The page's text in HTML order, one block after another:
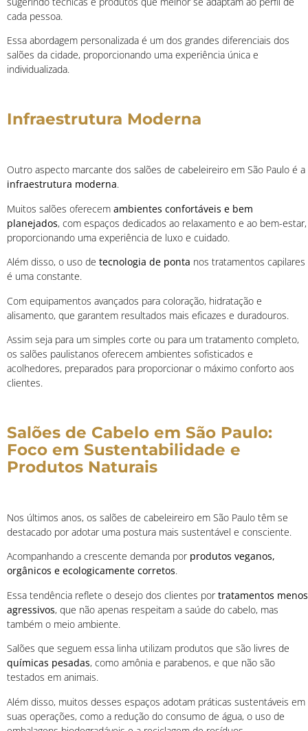
cada pessoa.
Essa abordagem personalizada é um dos grandes diferenciais dos
salões da cidade, proporcionando uma experiência única e
individualizada.
Infraestrutura Moderna
Outro aspecto marcante dos salões de cabeleireiro em São Paulo é a
infraestrutura moderna.
Muitos salões oferecem ambientes confortáveis e bem
planejados, com espaços dedicados ao relaxamento e ao bem-estar,
proporcionando uma experiência de luxo e cuidado.
Além disso, o uso de tecnologia de ponta nos tratamentos capilares
é uma constante.
Com equipamentos avançados para coloração, hidratação e
alisamento, que garantem resultados mais eficazes e duradouros.
Assim seja para um simples corte ou para um tratamento completo,
os salões paulistanos oferecem ambientes sofisticados e
acolhedores, preparados para proporcionar o máximo conforto aos
clientes.
Salões de Cabelo em São Paulo:
Foco em Sustentabilidade e
Produtos Naturais
Nos últimos anos, os salões de cabeleireiro em São Paulo têm se
destacado por adotar uma postura mais sustentável e consciente.
Acompanhando a crescente demanda por produtos veganos,
orgânicos e ecologicamente corretos.
Essa tendência reflete o desejo dos clientes portratamentos menos
agressivos, que não apenas respeitam a saúde do cabelo, mas
também o meio ambiente.
Salões que seguem essa linha utilizam produtos que são livres de
químicas pesadas, como amônia e parabenos, e que não são
testados em animais.
Além disso, muitos desses espaços adotam práticas sustentáveis em
suas operações, como a redução do consumo de água, o uso de